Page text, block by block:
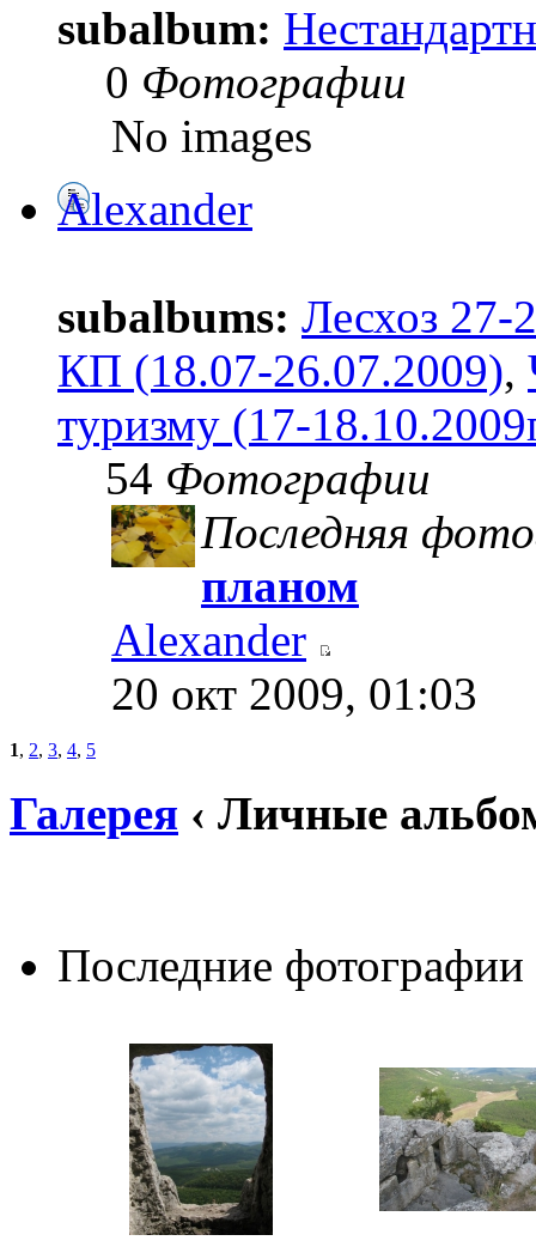
subalbum:
0 Фотографии
No images
Alexander
subalbums: Лесхоз 27-
КП (18.07-26.07.2009),
туризму (17-
54 Фотографии
Последняя
планом
Alexander
20 окт 2009, 01:03
1, 2, 3, 4, 5
Галерея ‹ Личные
Последние фотографии